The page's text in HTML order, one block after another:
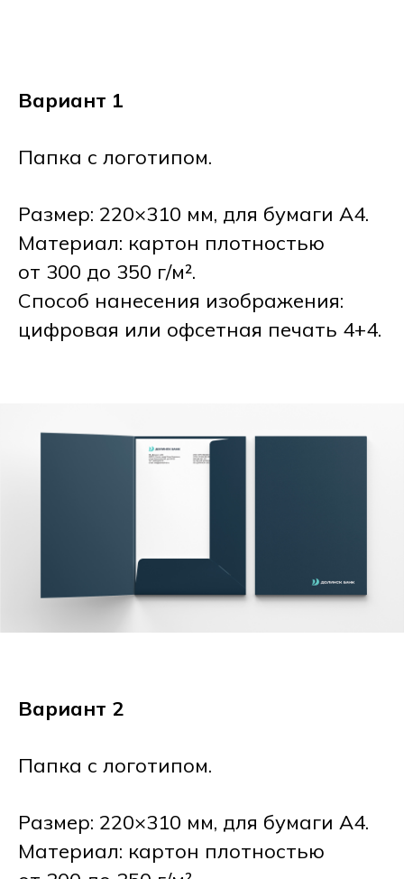
Вариант 1
Папка с логотипом.
Размер: 220×310 мм, для бумаги А4.
Материал: картон плотностью
от 300 до 350 г/м².
Способ нанесения изображения:
цифровая или офсетная печать 4+4.
Вариант 2
Папка с логотипом.
Размер: 220×310 мм, для бумаги А4.
Материал: картон плотностью